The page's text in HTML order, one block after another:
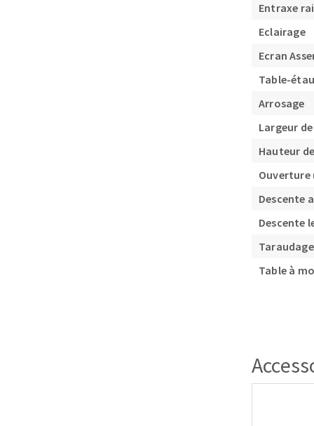
Entraxe
Eclairage
Ecran
Table-
Arrosage
Largeur
Hauteur
Ouverture
Descente
Descente
Table à